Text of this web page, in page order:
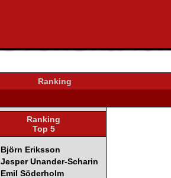
Ranking
Ranking
Top 5
Björn Eriksson
Jesper Unander-Scharin
Emil Söderholm